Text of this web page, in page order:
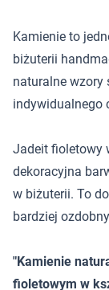
Kamienie to
biżuterii
naturalne wzory
indywidualnego
Jadeit fioletowy
dekoracyjna
w biżuterii. To
bardziej
"Kamienie
fioletowym w